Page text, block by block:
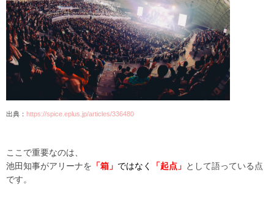
出典： https://spice.eplus.jp/articles/336480
ここで重要なのは、
池田知事がアリーナを 「箱」 ではなく 「起点」 として語っている点
です。